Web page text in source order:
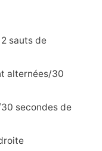
sauts de
alternées/30
secondes de